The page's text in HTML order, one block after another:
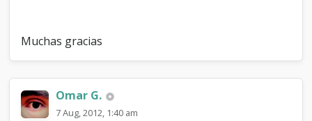
Muchas gracias
Omar G.
7 Aug, 2012, 1:40 am